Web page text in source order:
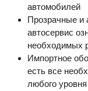
автомобилей
Прозрачные и
автосервис
необходимых
Импортное
есть все
любого